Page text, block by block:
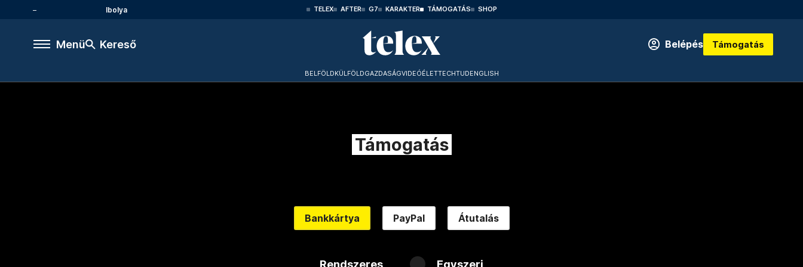
Ibolya TELEX AFTER G7 KARAKTER TÁMOGATÁS SHOP
Menü Kereső Belépés Támogatás
BELFÖLDKÜLFÖLDGAZDASÁGVIDEÓÉLETTECHTUDENGLISH
Támogatás
Bankkártya PayPal Átutalás
Rendszeres Egyszeri